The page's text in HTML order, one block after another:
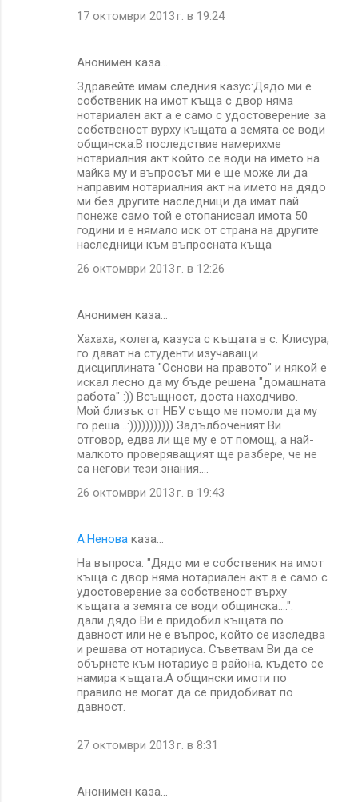
17 октомври 2013 г. в 19:24
Анонимен каза…
Здравейте имам следния казус:Дядо ми е
собственик на имот къща с двор няма
нотариален акт а е само с удостоверение за
собственост вурху къщата а земята се води
общинска.В последствие намерихме
нотариалния акт който се води на името на
майка му и въпросът ми е ще може ли да
направим нотариалния акт на името на дядо
ми без другите наследници да имат пай
понеже само той е стопанисвал имота 50
години и е нямало иск от страна на другите
наследници към въпросната къща
26 октомври 2013 г. в 12:26
Анонимен каза…
Хахаха, колега, казуса с къщата в с. Клисура,
го дават на студенти изучаващи
дисциплината "Основи на правото" и някой е
искал лесно да му бъде решена "домашната
работа" :)) Всъщност, доста находчиво.
Мой близък от НБУ също ме помоли да му
го реша...:))))))))))) Задълбоченият Ви
отговор, едва ли ще му е от помощ, а най-
малкото проверяващият ще разбере, че не
са негови тези знания....
26 октомври 2013 г. в 19:43
А.Ненова каза…
На въпроса: "Дядо ми е собственик на имот
къща с двор няма нотариален акт а е само с
удостоверение за собственост върху
къщата а земята се води общинска....":
дали дядо Ви е придобил къщата по
давност или не е въпрос, който се изследва
и решава от нотариуса. Съветвам Ви да се
обърнете към нотариус в района, където се
намира къщата.А общински имоти по
правило не могат да се придобиват по
давност.
27 октомври 2013 г. в 8:31
Анонимен каза…